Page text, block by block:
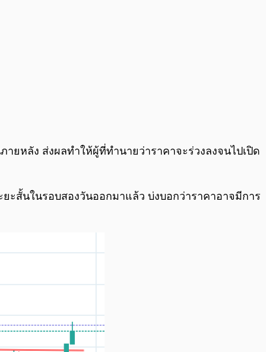
ยหลัง ส่งผลทำให้ผู้ที่ทำนายว่าราคาจะร่วงลงจนไปเปิด
ยะสั้นในรอบสองวันออกมาแล้ว บ่งบอกว่าราคาอาจมีการ